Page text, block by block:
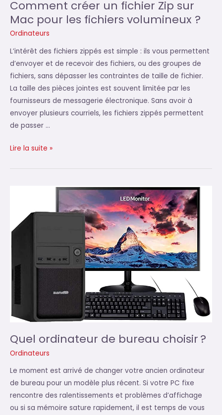
Comment créer un fichier Zip sur
Mac pour les fichiers volumineux ?
Ordinateurs
L’intérêt des fichiers zippés est simple : ils vous permettent
d’envoyer et de recevoir des fichiers, ou des groupes de
fichiers, sans dépasser les contraintes de taille de fichier.
La taille des pièces jointes est souvent limitée par les
fournisseurs de messagerie électronique. Sans avoir à
envoyer plusieurs courriels, les fichiers zippés permettent
de passer …
Comment
Mac
pour
volumineux
Lire la suite »
Quel ordinateur de bureau choisir ?
Ordinateurs
Le moment est arrivé de changer votre ancien ordinateur
de bureau pour un modèle plus récent. Si votre PC fixe
rencontre des ralentissements et problèmes d’affichage
ou si sa mémoire sature rapidement, il est temps de vous